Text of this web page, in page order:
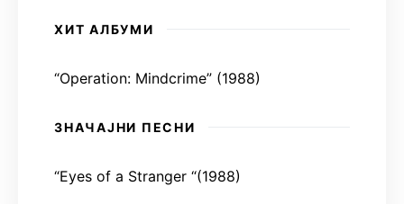
ХИТ АЛБУМИ
“Operation: Mindcrime” (1988)
ЗНАЧАЈНИ ПЕСНИ
“Eyes of a Stranger “(1988)